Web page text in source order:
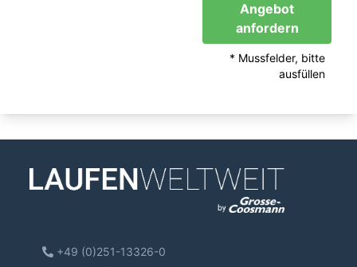
Angebot
anfordern
* Mussfelder, bitte
ausfüllen
+49 (0)251-13326-0